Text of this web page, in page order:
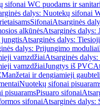
sifonai WC puodams ir
dalys: Nuotekų sifonai
SifonaiAtsarginės
alkūnėsAtsarginės dalys:
Atsarginės dalys:
dalys: Prijungimo moduliai
vamzdžiaiAtsarginės
vamzdžiaiJungtys iš PVC
Manžetai ir dengiamieji
Nuotekų sifonai
pisuaramsPisuaro sifonai
sifonaiAtsarginės dalys: